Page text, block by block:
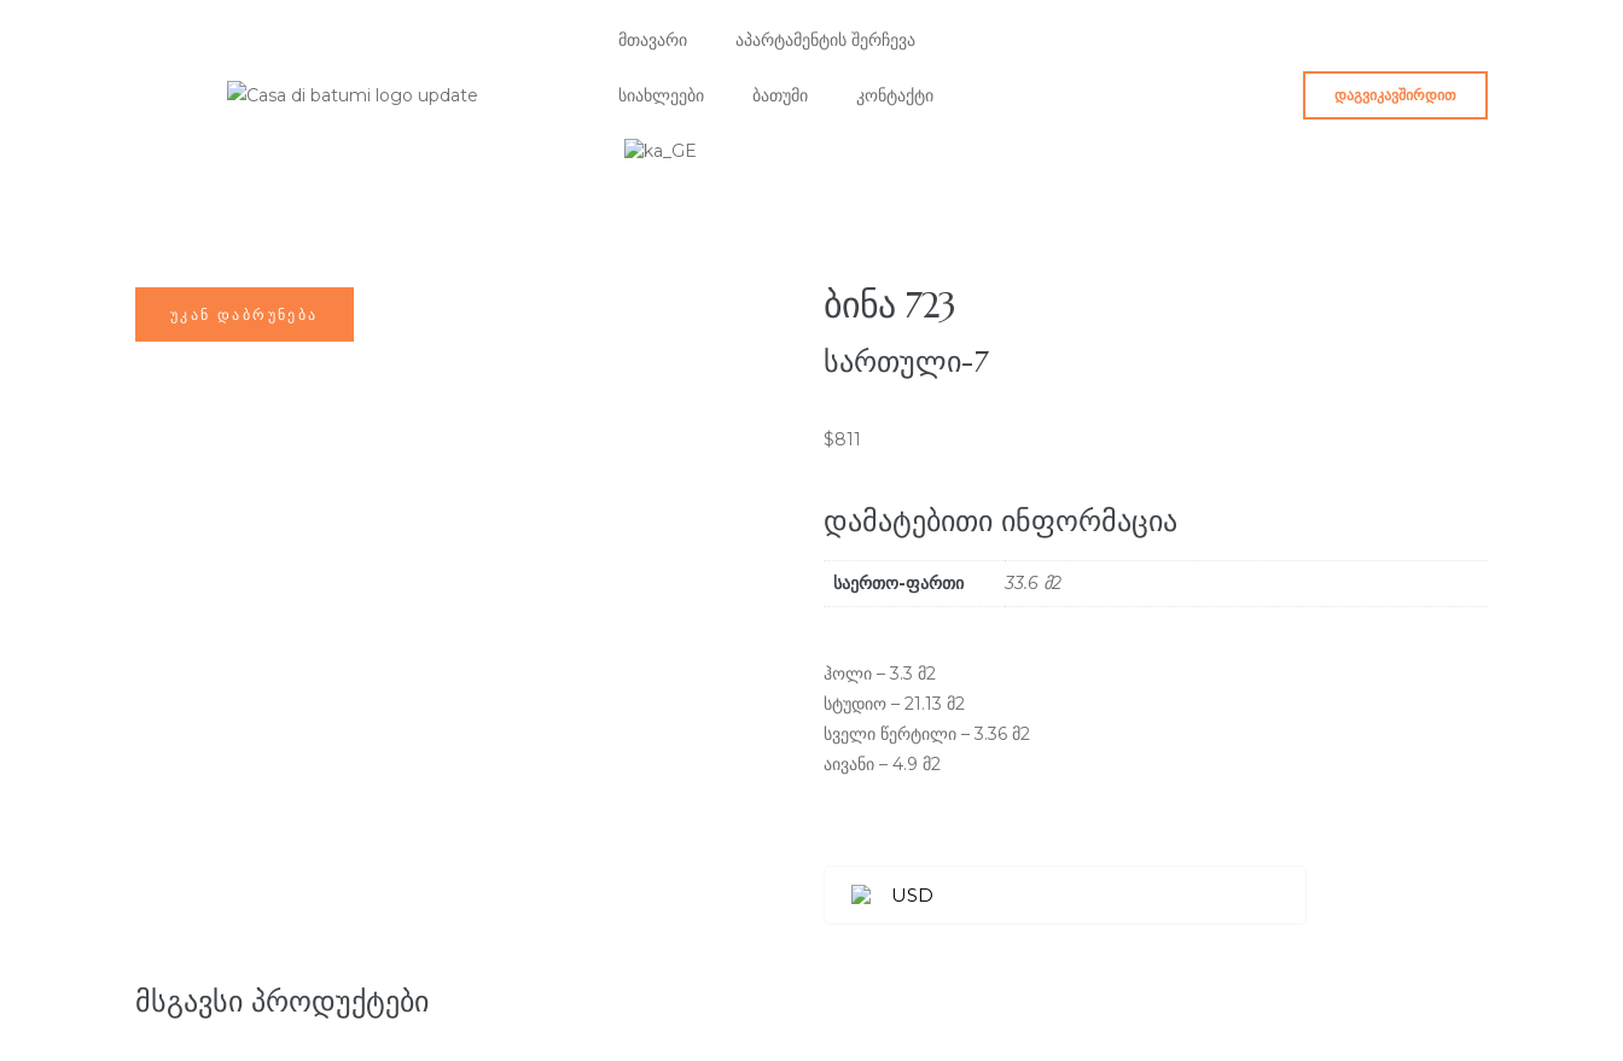
მთავარი აპარტამენტის შერჩევა
სიახლეები ბათუმი კონტაქტი ᲓᲐᲒᲕᲘᲙᲐᲕᲨᲘᲠᲓᲘᲗ
ᲑᲘᲜᲐ 723
ᲡᲐᲠᲗᲣᲚᲘ-7
$811
ᲓᲐᲛᲐᲢᲔᲑᲘᲗᲘ ᲘᲜᲤᲝᲠᲛᲐᲪᲘᲐ
საერთო-ფართი 33.6 მ2
ჰოლი – 3.3 მ2
სტუდიო – 21.13 მ2
სველი წერტილი – 3.36 მ2
აივანი – 4.9 მ2
USD
ᲛᲡᲒᲐᲕᲡᲘ ᲞᲠᲝᲓᲣᲥᲢᲔᲑᲘ